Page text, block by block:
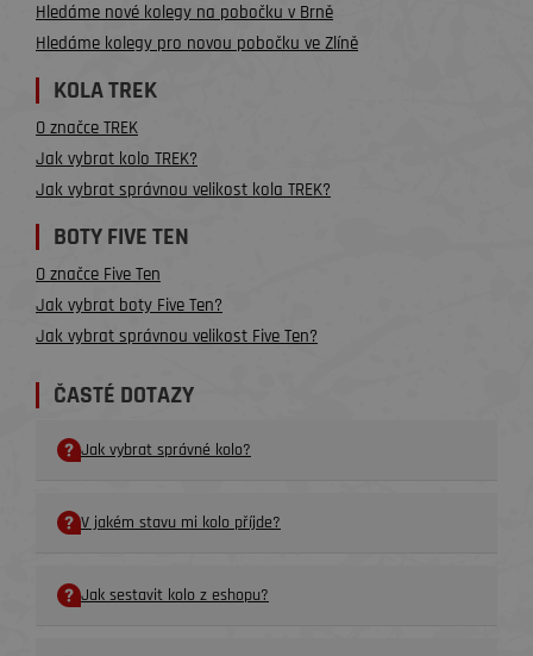
Hledáme nové kolegy na pobočku v Brně
Hledáme kolegy pro novou pobočku ve Zlíně
KOLA TREK
O značce TREK
Jak vybrat kolo TREK?
Jak vybrat správnou velikost kola TREK?
BOTY FIVE TEN
O značce Five Ten
Jak vybrat boty Five Ten?
Jak vybrat správnou velikost Five Ten?
ČASTÉ DOTAZY
Jak vybrat správné kolo?
V jakém stavu mi kolo příjde?
Jak sestavit kolo z eshopu?